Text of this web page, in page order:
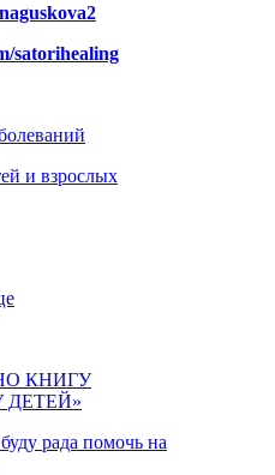
satorihealing
и взрослых
КНИГУ
буду рада помочь на